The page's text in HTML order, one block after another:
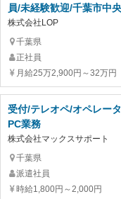
員/未経験歓迎/千葉市中
株式会社LOP
千葉県
正社員
月給25万2,900円～32万円
受付/テレオペ/オペレー
PC業務
株式会社マックスサポート
千葉県
派遣社員
時給1,800円～2,000円